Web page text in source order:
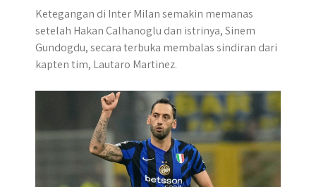
i
t
t
e
a
t
s
A
p
c
e
b
o
k
s
s
e
n
e
r
y
p
e
n
e
Ketegangan di Inter Milan semakin memanas
setelah Hakan Calhanoglu dan istrinya, Sinem
Gundogdu, secara terbuka membalas sindiran dari
kapten tim, Lautaro Martinez.